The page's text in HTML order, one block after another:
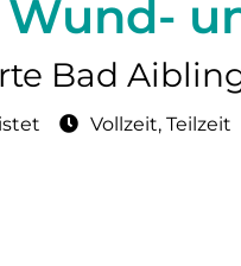
Bad
Vollzeit, Teilzeit